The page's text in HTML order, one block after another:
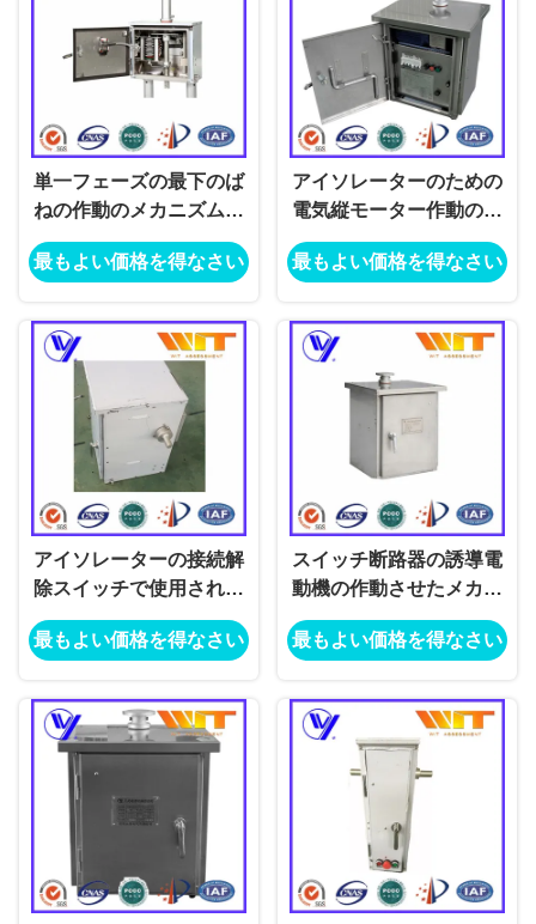
単一フェーズの最下のば
ねの作動のメカニズム箱
のモーターによって運転
される防水
最もよい価格を得なさい
アイソレーターのための
電気縦モーター作動のメ
カニズム
最もよい価格を得なさい
アイソレーターの接続解
除スイッチで使用される
手動/モーター作動のメカ
ニズム箱
最もよい価格を得なさい
スイッチ断路器の誘導電
動機の作動させたメカニ
ズム箱を埋めること
最もよい価格を得なさい